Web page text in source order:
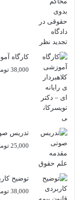
کارگاه
38,000
تدریس
25,000
توضیح
38,000